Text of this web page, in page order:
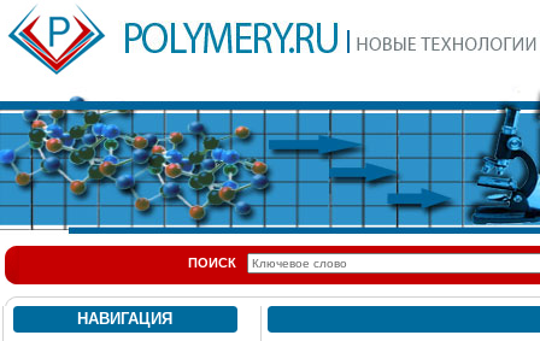
ПОИСК
НАВИГАЦИЯ